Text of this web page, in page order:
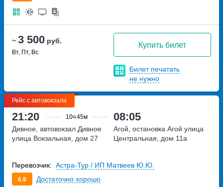
~ 3 500 руб.
Вт, Пт, Вс
Купить билет
Билет печатать
не нужно
Рейс с автовокзала
21:20 10ч45м 08:05
Дивное, автовокзал Дивное
улица Вокзальная, дом 27
Агой, остановка Агой улица
Центральная, дом 11а
6.9 Достаточно хорошо
Перевозчик: Астра-Тур / ИП Матвеев Ю.Ю.